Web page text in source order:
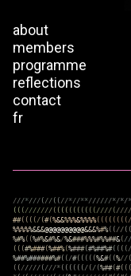
about
members
programme
reflections
contact
fr
///*/// (// ( (//*//**//////*/*/*
( ( (/////// ( ( ( ( ( ( ( ( ( ( (//// (////
##( ( ( (/ (#(%&&%%%&%%%%( ( ( ( ( ( ( (/
%%%%%&&&@@@@@@@@@@&&&%#%( (// ( (
%#%( (%#%&#%&/%&###%%%#%%##&(//
( ( (#%###(%##%(%###(#%##%#( ( ( (/
%##%######%#( (/#( ( ( ( (%&#( (%// (
( (///// (///* ( ( ( ( ( (/ (/ (%##(#( ( (